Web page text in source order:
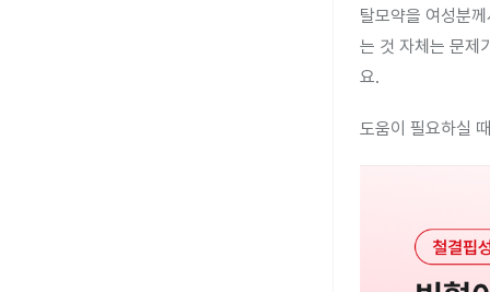
탈모약을 여성분
는 것 자체는 문제
요.
도움이 필요하실